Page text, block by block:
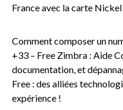
France avec la carte Nickel
Comment composer un
+33 – Free Zimbra : Aide
documentation, et
Free : des alliées
expérience !